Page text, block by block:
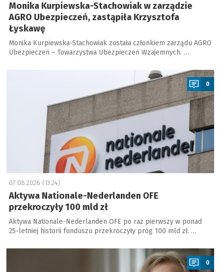
Monika Kurpiewska-Stachowiak w zarządzie
AGRO Ubezpieczeń, zastąpiła Krzysztofa
Łyskawę
Monika Kurpiewska-Stachowiak została członkiem zarządu AGRO
Ubezpieczeń – Towarzystwa Ubezpieczeń Wzajemnych. …
0
07.08.2026 (13:24)
Aktywa Nationale-Nederlanden OFE
przekroczyły 100 mld zł
Aktywa Nationale-Nederlanden OFE po raz pierwszy w ponad
25-letniej historii funduszu przekroczyły próg 100 mld zł. …
a
0